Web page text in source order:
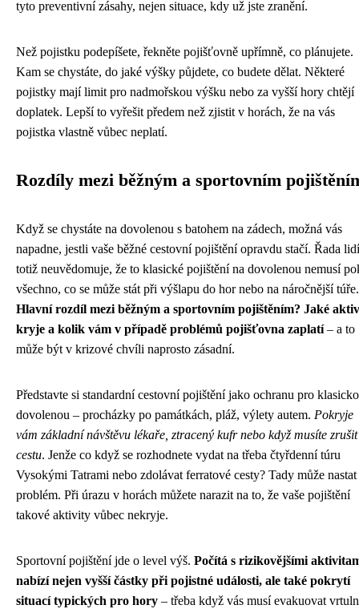
tyto preventivní zásahy, nejen situace, kdy už jste zranění.
Než pojistku podepíšete, řekněte pojišťovně upřímně, co plánujete.
Kam se chystáte, do jaké výšky půjdete, co budete dělat. Některé
pojistky mají limit pro nadmořskou výšku nebo za vyšší hory chtějí
doplatek. Lepší to vyřešit předem než zjistit v horách, že na vás
pojistka vlastně vůbec neplatí.
Rozdíly mezi běžným a sportovním
Když se chystáte na dovolenou s batohem na zádech, možná vás
napadne, jestli vaše běžné cestovní pojištění opravdu stačí. Řada
totiž neuvědomuje, že to klasické pojištění na dovolenou nemusí
všechno, co se může stát při výšlapu do hor nebo na náročnější túře.
Hlavní rozdíl mezi běžným a sportovním pojištěním? Jaké
kryje a kolik vám v případě problémů pojišťovna zaplatí– a to
může být v krizové chvíli naprosto zásadní.
Představte si standardní cestovní pojištění jako ochranu pro
dovolenou – procházky po památkách, pláž, výlety autem. Pokryje
vám základní návštěvu lékaře, ztracený kufr nebo když musíte zrušit
cestu. Jenže co když se rozhodnete vydat na třeba čtyřdenní túru
Vysokými Tatrami nebo zdolávat ferratové cesty? Tady může nastat
problém. Při úrazu v horách můžete narazit na to, že vaše pojištění
takové aktivity vůbec nekryje.
Sportovní pojištění jde o level výš. Počítá s rizikovějšími
nabízí nejen vyšší částky při pojistné události, ale také pokrytí
situací typických pro hory – třeba když vás musí evakuovat